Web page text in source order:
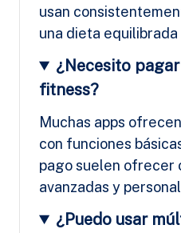
usan
una dieta
¿Necesito
fitness?
Muchas apps
con funciones
pago suelen ofrecer
avanzadas y
¿Puedo usar